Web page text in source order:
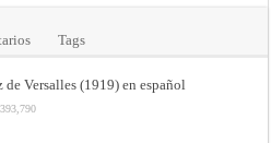
Tags
de Versalles (1919) en español
393,790